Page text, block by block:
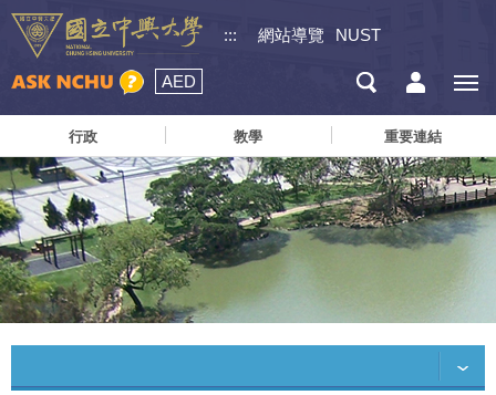
::: 網站導覽 NUST
AED
行政 教學 重要連結